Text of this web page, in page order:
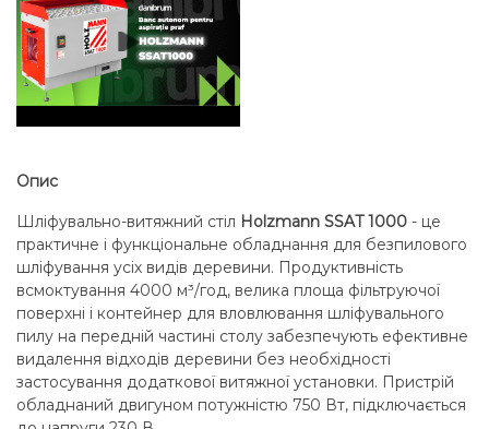
Опис
Шліфувально-витяжний стіл Holzmann SSAT 1000 - це
практичне і функціональне обладнання для безпилового
шліфування усіх видів деревини. Продуктивність
всмоктування 4000 м³/год, велика площа фільтруючої
поверхні і контейнер для вловлювання шліфувального
пилу на передній частині столу забезпечують ефективне
видалення відходів деревини без необхідності
застосування додаткової витяжної установки. Пристрій
обладнаний двигуном потужністю 750 Вт, підключається